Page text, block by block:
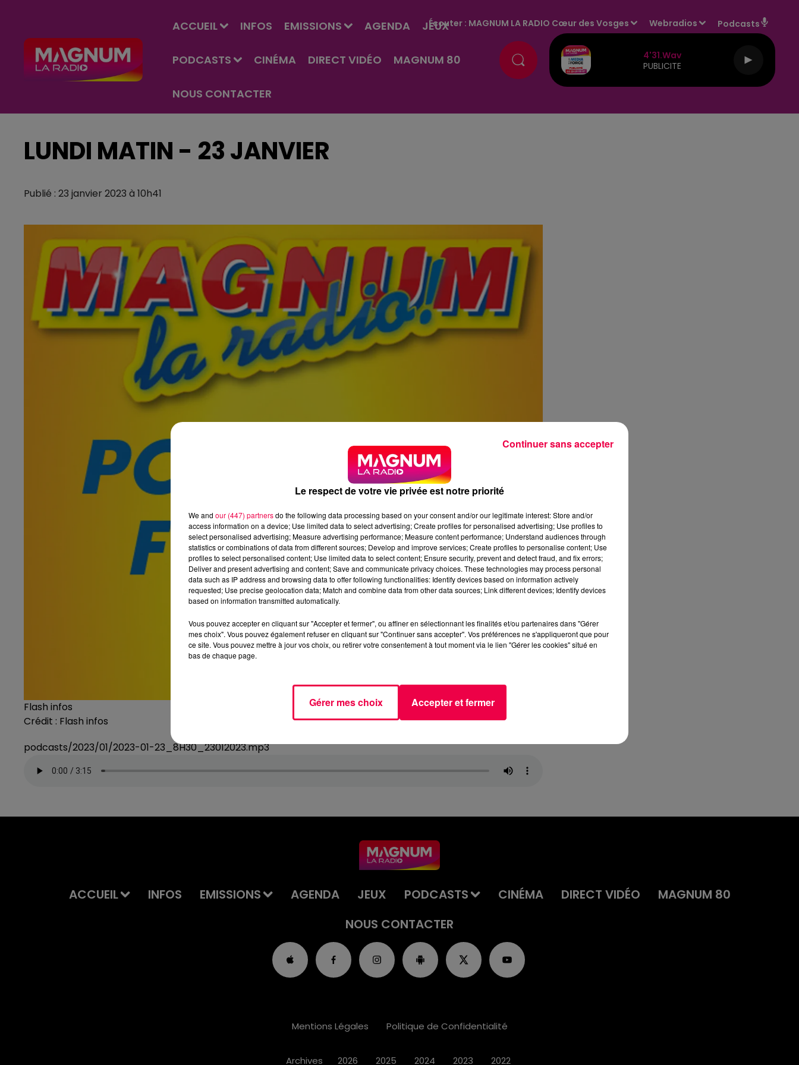
ACCUEIL INFOS EMISSIONS AGENDA JEUX
PODCASTS CINÉMA DIRECT VIDÉO MAGNUM 80
NOUS CONTACTER
Écouter : MAGNUM LA RADIO Cœur des Vosges Webradios Podcasts
4'31.wav
PUBLICITE
LUNDI MATIN - 23 JANVIER
Publié : 23 janvier 2023 à 10h41
Flash infos
Crédit : Flash infos
podcasts/2023/01/2023-01-23_8H30_23012023.mp3
ACCUEIL INFOS EMISSIONS AGENDA JEUX PODCASTS CINÉMA DIRECT VIDÉO
MAGNUM 80
NOUS CONTACTER
Mentions Légales Politique de Confidentialité
Archives 2026 2025 2024 2023 2022
Le respect de votre vie privée est notre priorité
We and our (447) partnersdo the following data processing based on your consent and/or our legitimate interest: Store and/or
access information on a device; Use limited data to select advertising; Create profiles for personalised advertising; Use profiles to
select personalised advertising; Measure advertising performance; Measure content performance; Understand audiences through
statistics or combinations of data from different sources; Develop and improve services; Create profiles to personalise content; Use
profiles to select personalised content; Use limited data to select content; Ensure security, prevent and detect fraud, and fix errors;
Deliver and present advertising and content; Save and communicate privacy choices. These technologies may process personal
data such as IP address and browsing data to offer following functionalities: Identify devices based on information actively
requested; Use precise geolocation data; Match and combine data from other data sources; Link different devices; Identify devices
based on information transmitted automatically.
Vous pouvez accepter en cliquant sur "Accepter et fermer", ou affiner en sélectionnant les finalités et/ou partenaires dans "Gérer
mes choix". Vous pouvez également refuser en cliquant sur "Continuer sans accepter". Vos préférences ne s'appliqueront que pour
ce site. Vous pouvez mettre à jour vos choix, ou retirer votre consentement à tout moment via le lien "Gérer les cookies" situé en
bas de chaque page.
Gérer mes choix Accepter et fermer
Continuer sans accepter